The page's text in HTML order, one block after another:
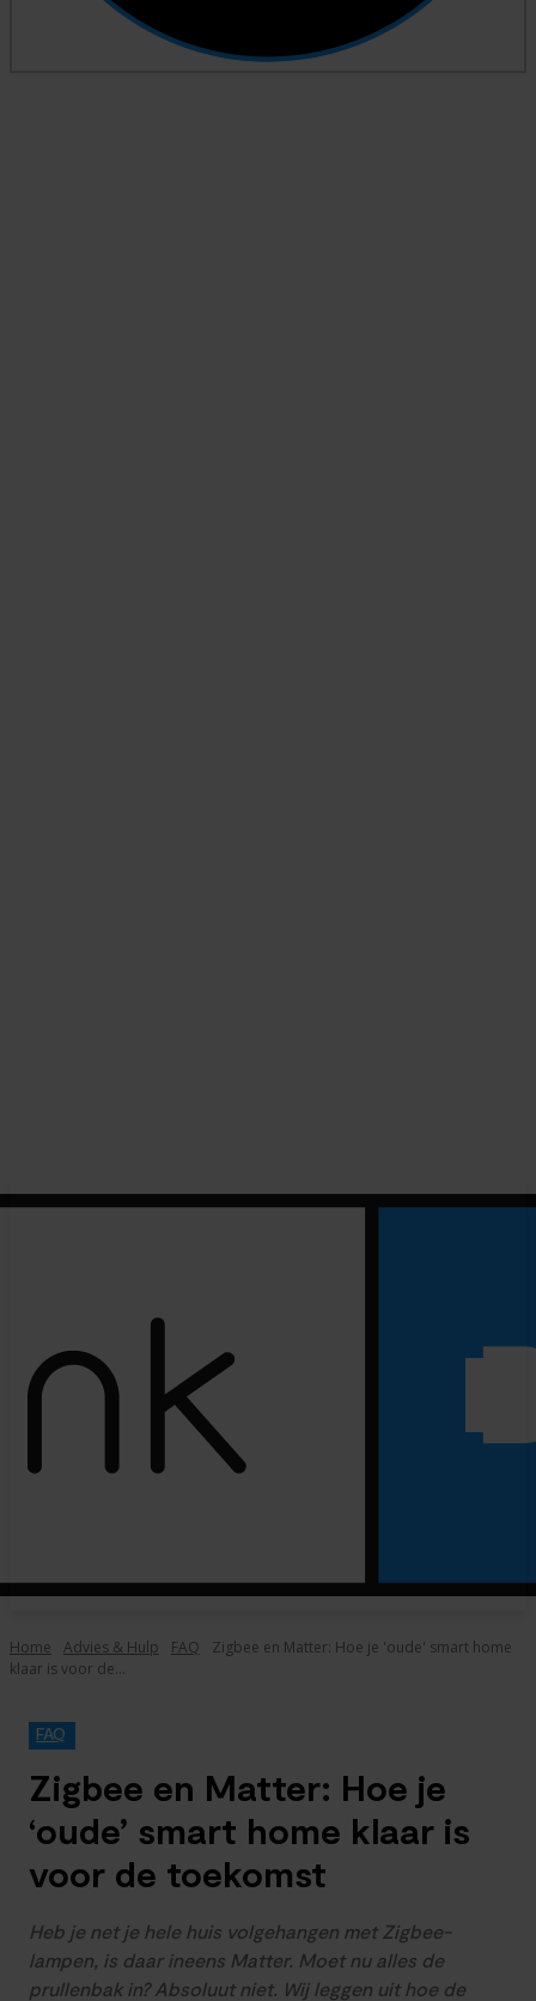
Home Advies & Hulp FAQ
Zigbee en Matter: Hoe je 'oude' smart home
klaar is voor de...
FAQ
Zigbee en Matter: Hoe je
‘oude’ smart home klaar is
voor de toekomst
Heb je net je hele huis volgehangen met Zigbee-
lampen, is daar ineens Matter. Moet nu alles de
prullenbak in? Absoluut niet. Wij leggen uit hoe de